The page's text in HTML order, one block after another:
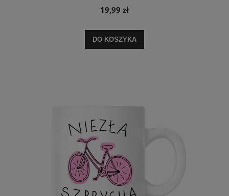
19,99 zł
DO KOSZYKA